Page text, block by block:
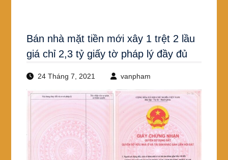
Bán nhà mặt tiền mới xây 1 trệt 2 lầu
giá chỉ 2,3 tỷ giấy tờ pháp lý đầy đủ
24 Tháng 7, 2021 vanpham